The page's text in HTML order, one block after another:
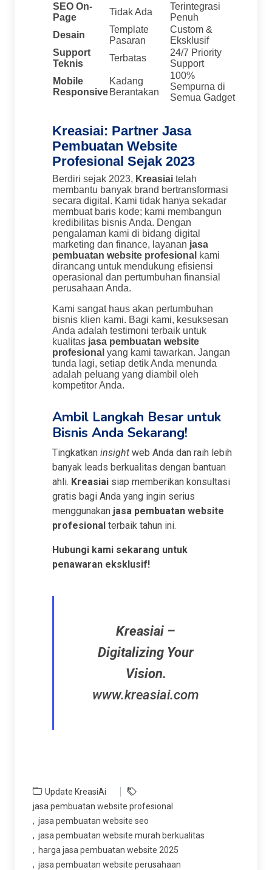
SEO On-
Page
Tidak Ada
Terintegrasi
Penuh
Desain
Template
Pasaran
Custom &
Eksklusif
Support
Teknis
Terbatas
24/7 Priority
Support
Mobile
Responsive
Kadang
Berantakan
100%
Sempurna di
Semua Gadget
Kreasiai: Partner Jasa
Pembuatan Website
Profesional Sejak 2023
Berdiri sejak 2023, Kreasiai telah
membantu banyak brand bertransformasi
secara digital. Kami tidak hanya sekadar
membuat baris kode; kami membangun
kredibilitas bisnis Anda. Dengan
pengalaman kami di bidang digital
marketing dan finance, layanan jasa
pembuatan website profesional kami
dirancang untuk mendukung efisiensi
operasional dan pertumbuhan finansial
perusahaan Anda.
Kami sangat haus akan pertumbuhan
bisnis klien kami. Bagi kami, kesuksesan
Anda adalah testimoni terbaik untuk
kualitas jasa pembuatan website
profesional yang kami tawarkan. Jangan
tunda lagi, setiap detik Anda menunda
adalah peluang yang diambil oleh
kompetitor Anda.
Ambil Langkah Besar untuk
Bisnis Anda Sekarang!
Tingkatkan insight web Anda dan raih lebih
banyak leads berkualitas dengan bantuan
ahli. Kreasiai siap memberikan konsultasi
gratis bagi Anda yang ingin serius
menggunakan jasa pembuatan website
profesional terbaik tahun ini.
Hubungi kami sekarang untuk
penawaran eksklusif!
Kreasiai –
Digitalizing Your
Vision.
www.kreasiai.com
Update KreasiAi
jasa pembuatan website profesional
jasa pembuatan website seo
jasa pembuatan website murah berkualitas
harga jasa pembuatan website 2025
jasa pembuatan website perusahaan